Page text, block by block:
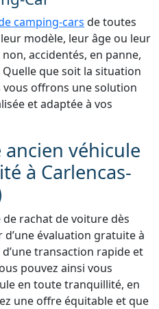
camping-cars de toutes
modèle, leur âge ou leur
accidentés, en panne,
que soit la situation
vous offrons une solution
et adaptée à vos
véhicule
à Carlencas-
rachat de voiture dès
évaluation gratuite à
d’une transaction rapide et
pouvez ainsi vous
en toute tranquillité, en
une offre équitable et que